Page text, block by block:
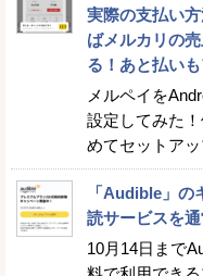
実際の支払い
ばメルカリの
る！あと払いも
メルペイを
設定してみた
めてセットア
「Audible」
読サービスを
10月14日まで